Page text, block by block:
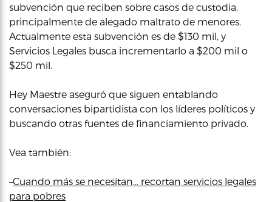
subvención que reciben sobre casos de custodia,
principalmente de alegado maltrato de menores.
Actualmente esta subvención es de $130 mil, y
Servicios Legales busca incrementarlo a $200 mil o
$250 mil.
Hey Maestre aseguró que siguen entablando
conversaciones bipartidista con los líderes políticos y
buscando otras fuentes de financiamiento privado.
Vea también:
–Cuando más se necesitan… recortan servicios legales
para pobres